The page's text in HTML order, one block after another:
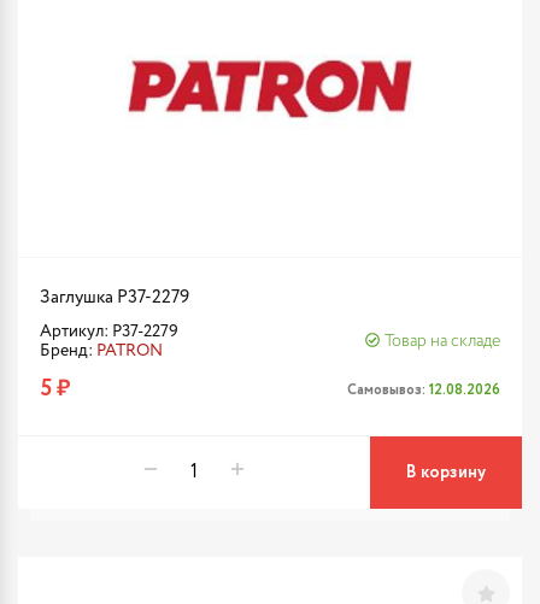
Заглушка P37-2279
Артикул: P37-2279
Бренд: PATRON
Товар на складе
5 ₽ Самовывоз: 12.08.2026
В корзину